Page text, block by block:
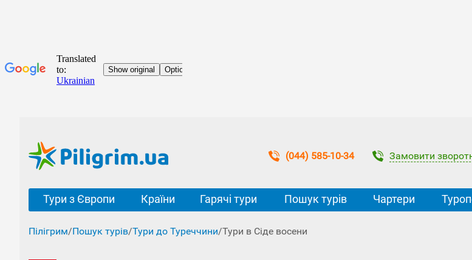
(044) 585-10-34 Замовити
Тури з Європи Країни Гарячі тури Пошук турів Чартери
Пілігрим/Пошук турів/Тури до Туреччини/Тури в Сіде восени